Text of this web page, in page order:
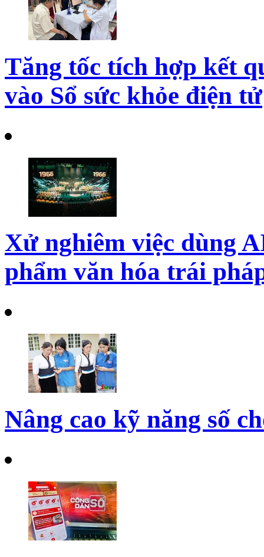
Tăng tốc tích hợp kết
vào Sổ sức khỏe điện tử
Xử nghiêm việc dùng
phẩm văn hóa trái
Nâng cao kỹ năng số